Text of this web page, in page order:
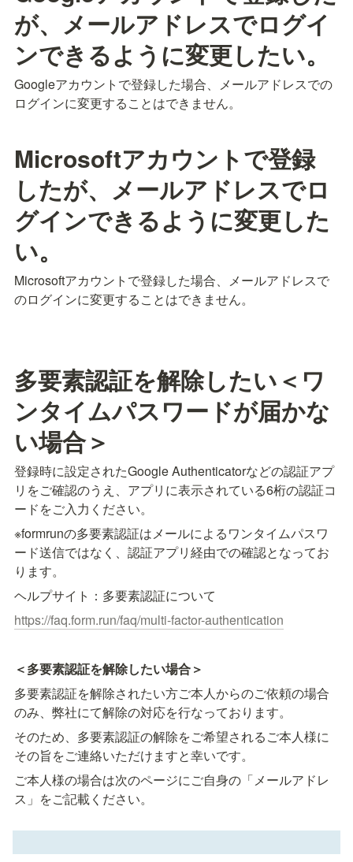
が、メールアドレスでログイ
ンできるように変更したい。
Googleアカウントで登録した場合、メールアドレスでの
ログインに変更することはできません。
Microsoftアカウントで登録
したが、メールアドレスでロ
グインできるように変更した
い。
Microsoftアカウントで登録した場合、メールアドレスで
のログインに変更することはできません。
多要素認証を解除したい＜ワ
ンタイムパスワードが届かな
い場合＞
登録時に設定されたGoogle Authenticatorなどの認証アプ
リをご確認のうえ、アプリに表示されている6桁の認証コ
ードをご入力ください。
※formrunの多要素認証はメールによるワンタイムパスワ
ード送信ではなく、認証アプリ経由での確認となってお
ります。
ヘルプサイト：多要素認証について
https://faq.form.run/faq/multi-factor-authentication
＜多要素認証を解除したい場合＞
多要素認証を解除されたい方ご本人からのご依頼の場合
のみ、弊社にて解除の対応を行なっております。
そのため、多要素認証の解除をご希望されるご本人様に
その旨をご連絡いただけますと幸いです。
ご本人様の場合は次のページにご自身の「メールアドレ
ス」をご記載ください。